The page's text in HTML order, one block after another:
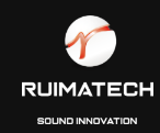
navigation